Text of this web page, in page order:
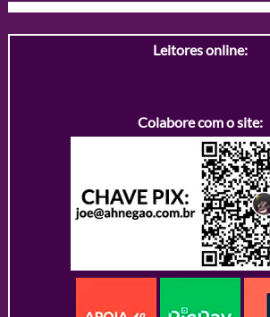
Leitores online:
Colabore com o site: